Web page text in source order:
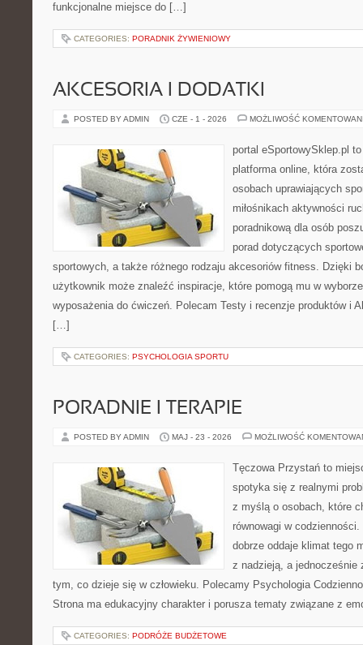
funkcjonalne miejsce do […]
CATEGORIES: PORADNIK ŻYWIENIOWY
AKCESORIA I DODATKI
POSTED BY ADMIN CZE - 1 - 2026 MOŻLIWOŚĆ
portal eSportowySklep.pl
platforma online, która
osobach uprawiających
miłośnikach aktywności
poradnikową dla osób
porad dotyczących
sportowych, a także różnego rodzaju akcesoriów fitness. Dzięki
użytkownik może znaleźć inspiracje, które pomogą mu w
wyposażenia do ćwiczeń. Polecam Testy i recenzje produktów i
[…]
CATEGORIES: PSYCHOLOGIA SPORTU
PORADNIE I TERAPIE
POSTED BY ADMIN MAJ - 23 - 2026 MOŻLIWOŚĆ
Tęczowa Przystań to
spotyka się z realnymi
z myślą o osobach, które
równowagi w
dobrze oddaje klimat tego
z nadzieją, a jednocześnie
tym, co dzieje się w człowieku. Polecamy Psychologia
Strona ma edukacyjny charakter i porusza tematy związane z
CATEGORIES: PODRÓŻE BUDŻETOWE